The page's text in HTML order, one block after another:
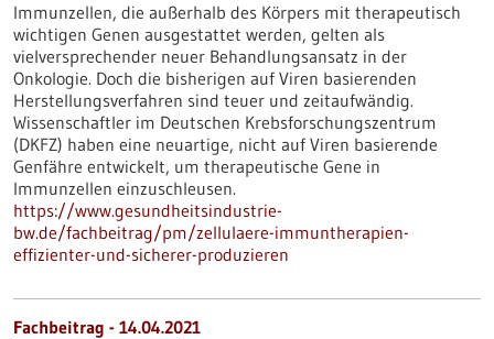
Immunzellen, die außerhalb des Körpers mit therapeutisch
wichtigen Genen ausgestattet werden, gelten als
vielversprechender neuer Behandlungsansatz in der
Onkologie. Doch die bisherigen auf Viren basierenden
Herstellungsverfahren sind teuer und zeitaufwändig.
Wissenschaftler im Deutschen Krebsforschungszentrum
(DKFZ) haben eine neuartige, nicht auf Viren basierende
Genfähre entwickelt, um therapeutische Gene in
Immunzellen einzuschleusen.
https://www.gesundheitsindustrie-
bw.de/fachbeitrag/pm/zellulaere-immuntherapien-
effizienter-und-sicherer-produzieren
Fachbeitrag - 14.04.2021